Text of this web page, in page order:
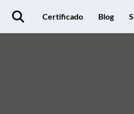
Certificado Blog